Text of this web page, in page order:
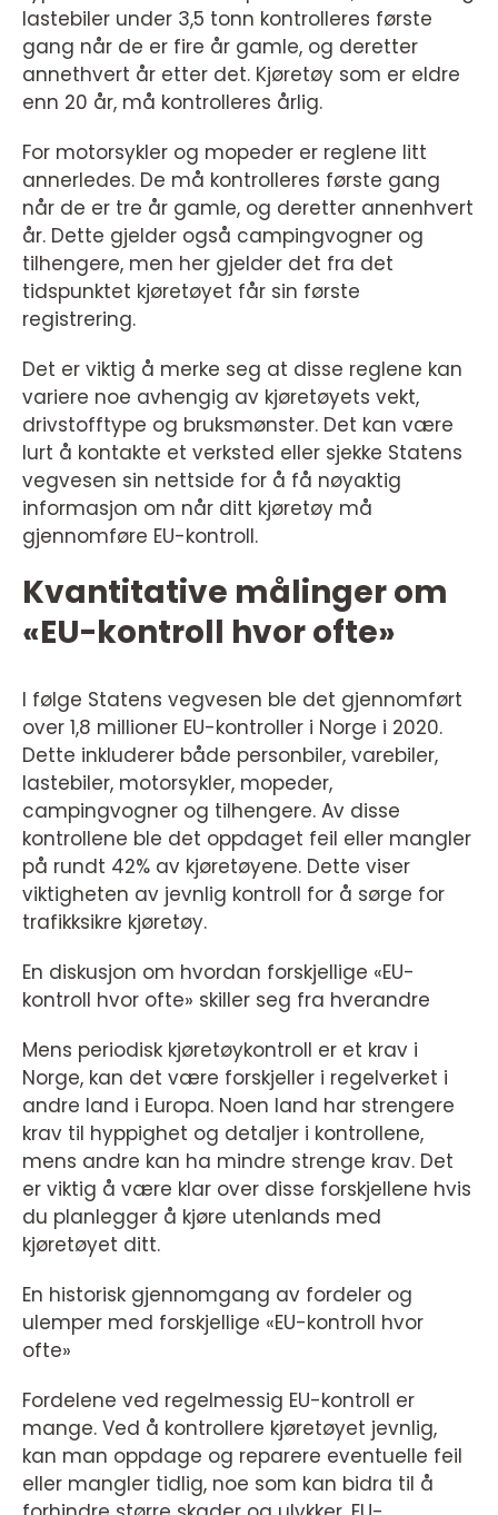
lastebiler under 3,5 tonn kontrolleres første
gang når de er fire år gamle, og deretter
annethvert år etter det. Kjøretøy som er eldre
enn 20 år, må kontrolleres årlig.
For motorsykler og mopeder er reglene litt
annerledes. De må kontrolleres første gang
når de er tre år gamle, og deretter annenhvert
år. Dette gjelder også campingvogner og
tilhengere, men her gjelder det fra det
tidspunktet kjøretøyet får sin første
registrering.
Det er viktig å merke seg at disse reglene kan
variere noe avhengig av kjøretøyets vekt,
drivstofftype og bruksmønster. Det kan være
lurt å kontakte et verksted eller sjekke Statens
vegvesen sin nettside for å få nøyaktig
informasjon om når ditt kjøretøy må
gjennomføre EU-kontroll.
Kvantitative målinger om
«EU-kontroll hvor ofte»
I følge Statens vegvesen ble det gjennomført
over 1,8 millioner EU-kontroller i Norge i 2020.
Dette inkluderer både personbiler, varebiler,
lastebiler, motorsykler, mopeder,
campingvogner og tilhengere. Av disse
kontrollene ble det oppdaget feil eller mangler
på rundt 42% av kjøretøyene. Dette viser
viktigheten av jevnlig kontroll for å sørge for
trafikksikre kjøretøy.
En diskusjon om hvordan forskjellige «EU-
kontroll hvor ofte» skiller seg fra hverandre
Mens periodisk kjøretøykontroll er et krav i
Norge, kan det være forskjeller i regelverket i
andre land i Europa. Noen land har strengere
krav til hyppighet og detaljer i kontrollene,
mens andre kan ha mindre strenge krav. Det
er viktig å være klar over disse forskjellene hvis
du planlegger å kjøre utenlands med
kjøretøyet ditt.
En historisk gjennomgang av fordeler og
ulemper med forskjellige «EU-kontroll hvor
ofte»
Fordelene ved regelmessig EU-kontroll er
mange. Ved å kontrollere kjøretøyet jevnlig,
kan man oppdage og reparere eventuelle feil
eller mangler tidlig, noe som kan bidra til å